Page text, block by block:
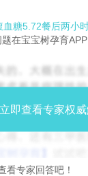
糖5.72餐后两小
在宝宝树孕育
即查看专家权
看专家回答吧！